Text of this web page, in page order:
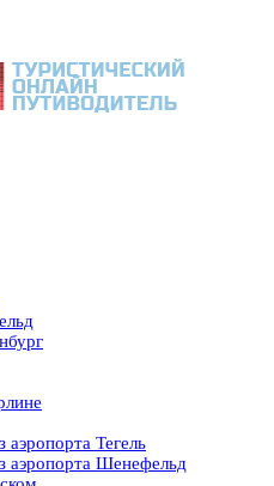
аэропорта Тегель
аэропорта Шенефельд